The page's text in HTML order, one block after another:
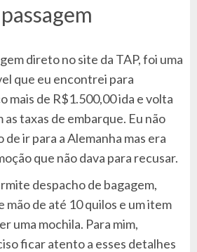
direto no site da TAP, foi uma
que eu encontrei para
mais de R$1.500,00 ida e volta
as taxas de embarque. Eu não
ir para a Alemanha mas era
que não dava para recusar.
despacho de bagagem,
mão de até 10 quilos e um item
uma mochila. Para mim,
ficar atento a esses detalhes